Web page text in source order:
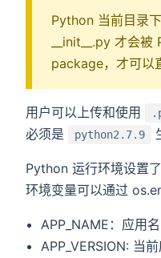
Python 当前目录
__init__.py 才会
package，才可以
用户可以上传和使用
必须是
python2.7.9
Python 运行环境设置
环境变量可以通过
APP_NAME：应用名
APP_VERSION: 当